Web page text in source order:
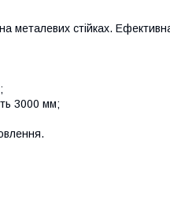
металевих стійках.
3000 мм;